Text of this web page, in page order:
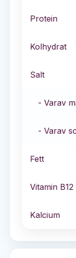
Protein
Kolhydrat
Salt
- Varav
- Varav
Fett
Vitamin B12
Kalcium